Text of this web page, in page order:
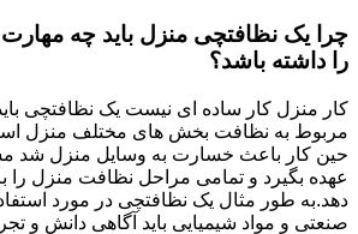
چرا یک نظافتچی منزل باید چه مهارت
را داشته باشد؟
کار منزل کار ساده ای نیست یک نظافتچی
مربوط به نظافت بخش های مختلف منزل است
حین کار باعث خسارت به وسایل منزل شد
عهده بگیرد و تمامی مراحل نظافت منزل را
دهد.به طور مثال یک نظافتچی در مورد
صنعتی و مواد شیمیایی باید آگاهی دانش و